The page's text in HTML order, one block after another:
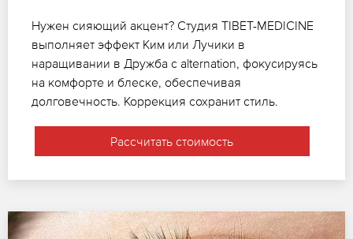
Нужен сияющий акцент? Студия TIBET-MEDICINE
выполняет эффект Ким или Лучики в
наращивании в Дружба с alternation, фокусируясь
на комфорте и блеске, обеспечивая
долговечность. Коррекция сохранит стиль.
Рассчитать стоимость